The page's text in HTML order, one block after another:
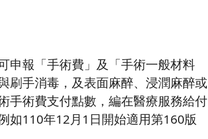
申報「手術費」及「手術一般材料
刷手消毒，及表面麻醉、浸潤麻醉或
手術費支付點數，編在醫療服務給付
如110年12月1日開始適用第160版